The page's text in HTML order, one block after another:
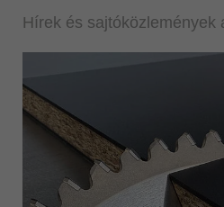
Hírek és sajtóközlemények